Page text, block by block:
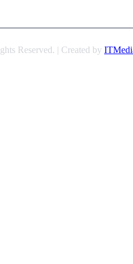
Reserved. | Created by